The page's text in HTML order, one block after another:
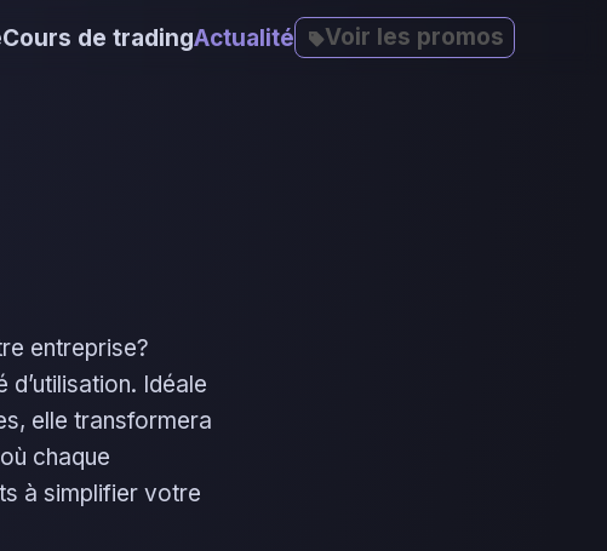
Cours de tradingActualité Voir les promos
entreprise?
Idéale
elle transformera
chaque
à simplifier votre